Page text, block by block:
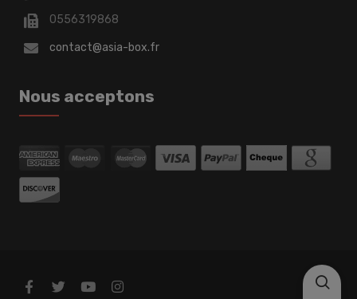
0556319868
contact@asia-box.fr
Nous acceptons